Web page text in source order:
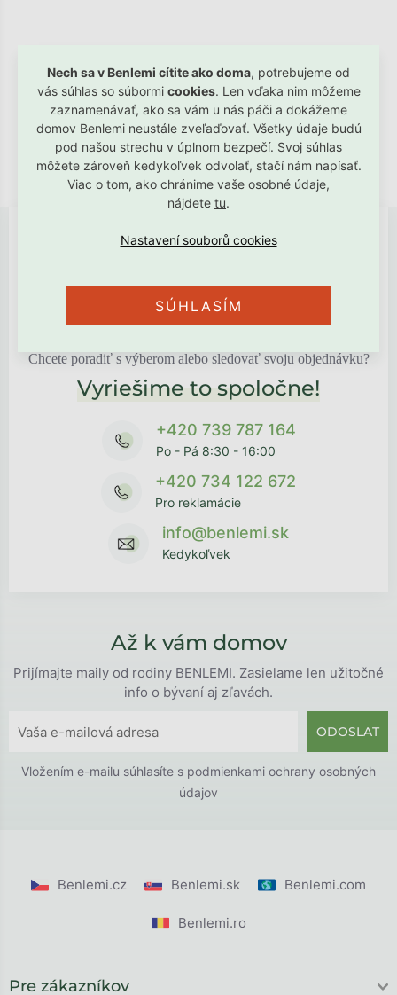
Nech sa v Benlemi cítite ako doma, potrebujeme od
vás súhlas so súbormi cookies. Len vďaka nim môžeme
zaznamenávať, ako sa vám u nás páči a dokážeme
domov Benlemi neustále zveľaďovať. Všetky údaje budú
pod našou strechu v úplnom bezpečí. Svoj súhlas
môžete zároveň kedykoľvek odvolať, stačí nám napísať.
Viac o tom, ako chránime vaše osobné údaje,
nájdete tu.
SÚHLASÍM
Chcete poradiť s výberom alebo sledovať svoju objednávku?
Vyriešime to spoločne!
+420 739 787 164
Po - Pá 8:30 - 16:00
+420 734 122 672
Pro reklamácie
info@benlemi.sk
Kedykoľvek
Až k vám domov
Prijímajte maily od rodiny BENLEMI. Zasielame len užitočné
info o bývaní aj zľavách.
ODOSLAT
Vložením e-mailu súhlasíte s podmienkami ochrany osobných
údajov
Benlemi.cz Benlemi.sk Benlemi.com
Benlemi.ro
Pre zákazníkov